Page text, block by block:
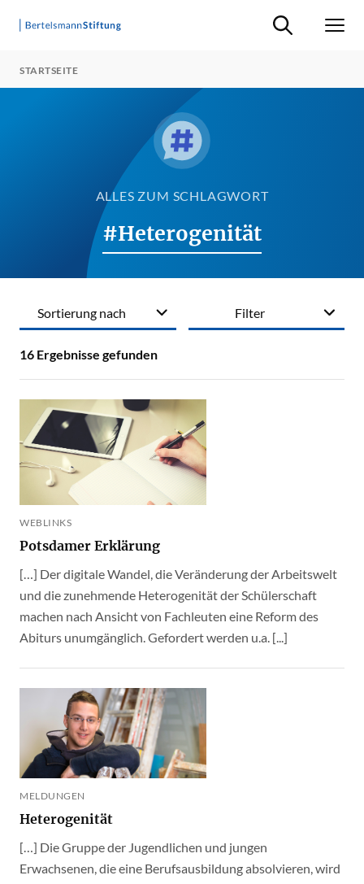
Suche ein-/
STARTSEITE
ALLES ZUM SCHLAGWORT
#Heterogenität
Filter
16 Ergebnisse gefunden
Sortierung nach
WEBLINKS
Potsdamer Erklärung
[…] Der digitale Wandel, die Veränderung der Arbeitswelt
und die zunehmende Heterogenität der Schülerschaft
machen nach Ansicht von Fachleuten eine Reform des
Abiturs unumgänglich. Gefordert werden u.a. [...]
MELDUNGEN
Heterogenität
[…] Die Gruppe der Jugendlichen und jungen
Erwachsenen, die eine Berufsausbildung absolvieren, wird